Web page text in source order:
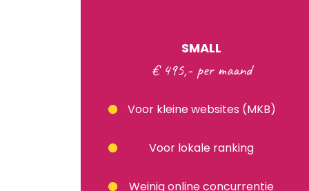
SMALL
€ 495,- per maand
Voor kleine websites (MKB)
Voor lokale ranking
Weinig online concurrentie